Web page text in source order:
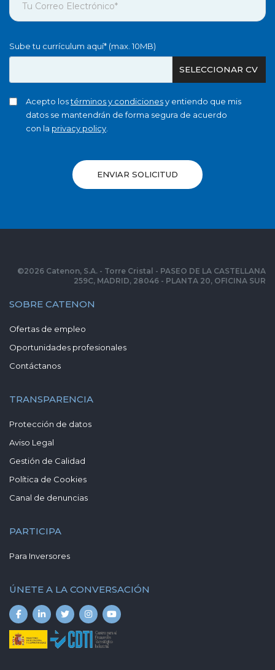
Sube tu currículum aquí* (max. 10MB)
SELECCIONAR CV
Acepto lostérminos y condicionesy entiendo que mis
datos se mantendrán de forma segura de acuerdo
con la privacy policy
ENVIAR SOLICITUD
SOBRE CATENON
Ofertas de empleo
Oportunidades profesionales
Contáctanos
TRANSPARENCIA
Protección de datos
Aviso Legal
Gestión de Calidad
Política de Cookies
Canal de denuncias
PARTICIPA
Para Inversores
ÚNETE A LA CONVERSACIÓN
©2026 Catenon, S.A. - Torre Cristal - PASEO DE LA CASTELLANA
259C, MADRID, 28046 - PLANTA 20, OFICINA SUR